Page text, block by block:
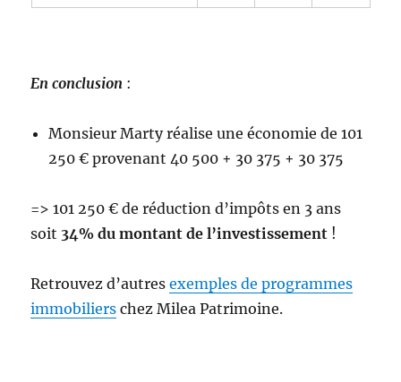
En conclusion :
Monsieur Marty réalise une économie de 101
250 € provenant 40 500 + 30 375 + 30 375
=> 101 250 € de réduction d’impôts en 3 ans
soit 34% du montant de l’investissement !
Retrouvez d’autresexemples de programmes
immobiliers chez Milea Patrimoine.